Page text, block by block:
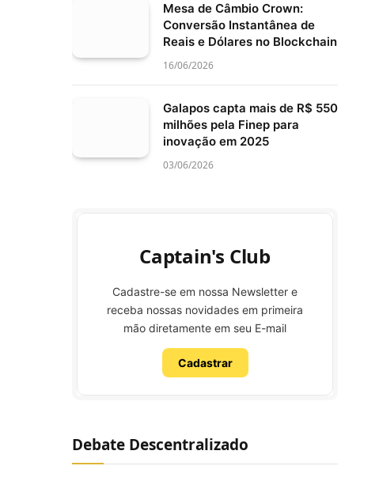
Mesa de Câmbio Crown:
Conversão Instantânea de
Reais e Dólares no Blockchain
16/06/2026
Galapos capta mais de R$ 550
milhões pela Finep para
inovação em 2025
03/06/2026
Captain's Club
Cadastre-se em nossa Newsletter e
receba nossas novidades em primeira
mão diretamente em seu E-mail
Cadastrar
Debate Descentralizado